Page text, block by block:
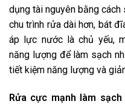
dụng tài nguyên bằng
chu trình rửa dài hơn, bát
áp lực nước là chủ yếu,
năng lượng để làm sạch
tiết kiệm năng lượng và
Rửa cực mạnh làm sạch